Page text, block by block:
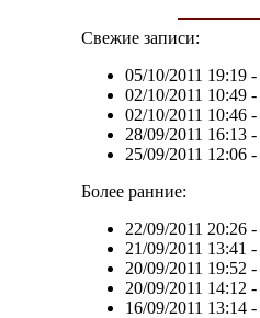
Свежие записи:
05/10/2011 19:19-
02/10/2011 10:49-
02/10/2011 10:46-
28/09/2011 16:13-
25/09/2011 12:06-
Более ранние:
22/09/2011 20:26-
21/09/2011 13:41 -
20/09/2011 19:52 -
20/09/2011 14:12 -
16/09/2011 13:14-